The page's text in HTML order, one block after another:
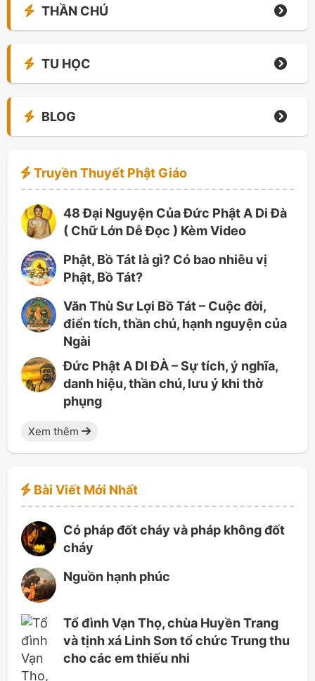
THẦN CHÚ
TU HỌC
BLOG
Truyền Thuyết Phật Giáo
48 Đại Nguyện Của Đức Phật A Di Đà
( Chữ Lớn Dễ Đọc ) Kèm Video
Phật, Bồ Tát là gì? Có bao nhiêu vị
Phật, Bồ Tát?
Văn Thù Sư Lợi Bồ Tát – Cuộc đời,
điển tích, thần chú, hạnh nguyện của
Ngài
Đức Phật A DI ĐÀ – Sự tích, ý nghĩa,
danh hiệu, thần chú, lưu ý khi thờ
phụng
Xem thêm
Bài Viết Mới Nhất
Có pháp đốt cháy và pháp không đốt
cháy
Nguồn hạnh phúc
Tổ đình Vạn Thọ, chùa Huyền Trang
và tịnh xá Linh Sơn tổ chức Trung thu
cho các em thiếu nhi